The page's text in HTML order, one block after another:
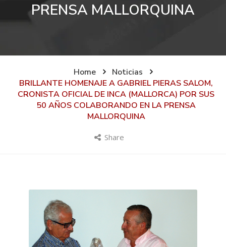
PRENSA MALLORQUINA
Home
Noticias
BRILLANTE HOMENAJE A GABRIEL PIERAS SALOM,
CRONISTA OFICIAL DE INCA (MALLORCA) POR SUS
50 AÑOS COLABORANDO EN LA PRENSA
MALLORQUINA
Share